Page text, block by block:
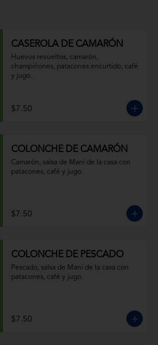
CASEROLA DE CAMARÓN
Huevos revueltos, camarón,
champiñones, patacones encurtido, café
y jugo.
$7.50
COLONCHE DE CAMARÓN
Camarón, salsa de Maní de la casa con
patacones, café y jugo.
$7.50
COLONCHE DE PESCADO
Pescado, salsa de Maní de la casa con
patacones, café y jugo.
$7.50